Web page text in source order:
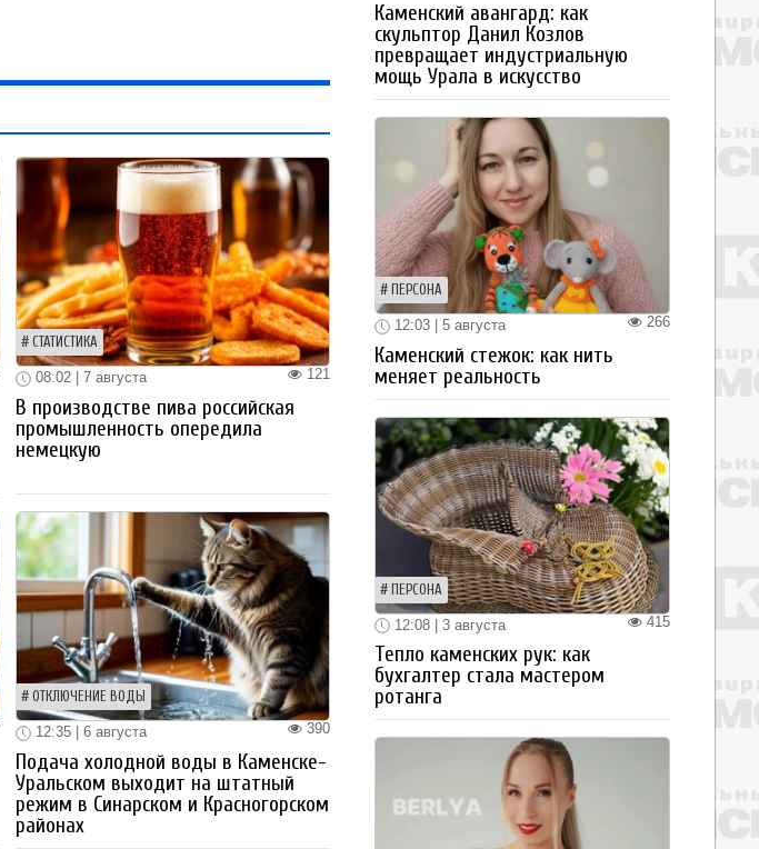
СТАТИСТИКА
121
08:02 | 7 августа
В производстве пива российская
промышленность опередила
немецкую
ОТКЛЮЧЕНИЕ ВОДЫ
390
12:35 | 6 августа
Подача холодной воды в Каменске-
Уральском выходит на штатный
режим в Синарском и Красногорском
районах
Каменский авангард: как
скульптор Данил Козлов
превращает индустриальную
мощь Урала в искусство
ПЕРСОНА
266
12:03 | 5 августа
Каменский стежок: как нить
меняет реальность
ПЕРСОНА
415
12:08 | 3 августа
Тепло каменских рук: как
бухгалтер стала мастером
ротанга